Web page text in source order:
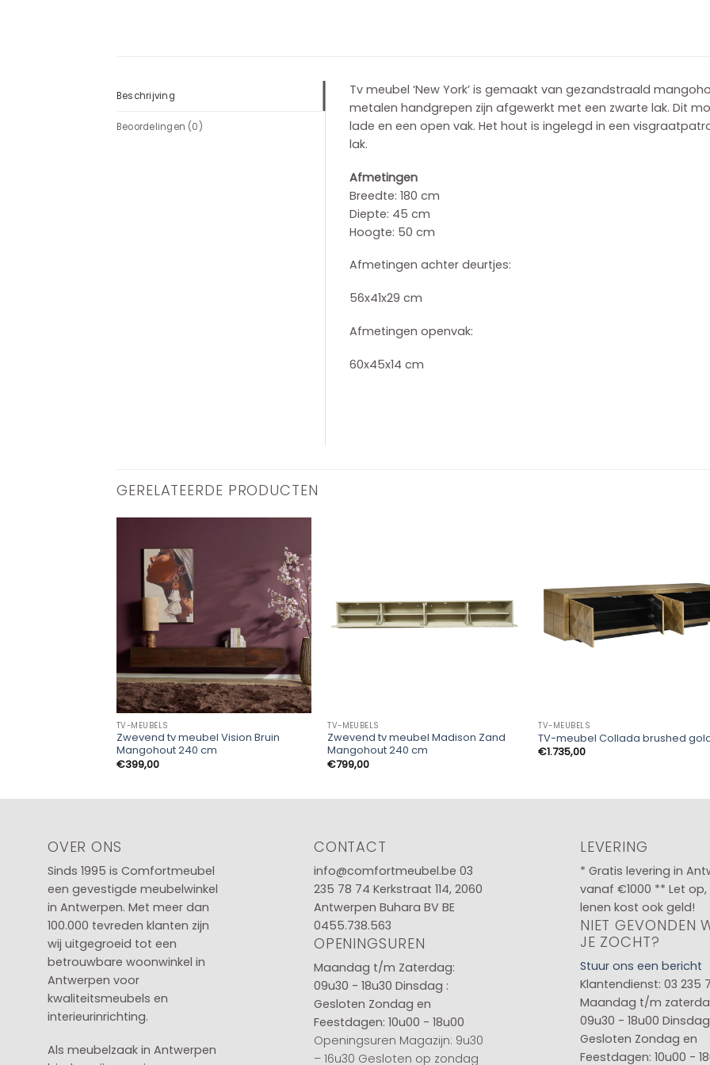
Beschrijving
Beoordelingen (0)
Tv meubel ‘New York’ is gemaakt van gezandstraald
metalen handgrepen zijn afgewerkt met een zwarte lak. Dit
lade en een open vak. Het hout is ingelegd in een
lak.
Afmetingen
Breedte: 180 cm
Diepte: 45 cm
Hoogte: 50 cm
Afmetingen achter deurtjes:
56x41x29 cm
Afmetingen openvak:
60x45x14 cm
GERELATEERDE PRODUCTEN
TV-MEUBELS
Zwevend tv meubel Vision Bruin
Mangohout 240 cm
€399,00
TV-MEUBELS
Zwevend tv meubel Madison Zand
Mangohout 240 cm
€799,00
TV-MEUBELS
TV-meubel Collada brushed
€1.735,00
OVER ONS
Sinds 1995 is Comfortmeubel
een gevestigde meubelwinkel
in Antwerpen. Met meer dan
100.000 tevreden klanten zijn
wij uitgegroeid tot een
betrouwbare woonwinkel in
Antwerpen voor
kwaliteitsmeubels en
interieurinrichting.
Als meubelzaak in Antwerpen
CONTACT
info@comfortmeubel.be 03
235 78 74 Kerkstraat 114, 2060
Antwerpen Buhara BV BE
0455.738.563
OPENINGSUREN
Maandag t/m Zaterdag:
09u30 - 18u30 Dinsdag :
Gesloten Zondag en
Feestdagen: 10u00 - 18u00
Openingsuren Magazijn: 9u30
– 16u30 Gesloten op zondag
LEVERING
* Gratis levering in
vanaf €1000 ** Let
lenen kost ook geld!
NIET GEVONDEN
JE ZOCHT?
Stuur ons een bericht
Klantendienst: 03 235
Maandag t/m
09u30 - 18u00
Gesloten Zondag en
Feestdagen: 10u00 -